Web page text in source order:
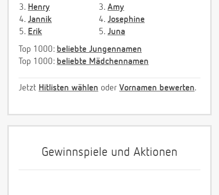
3. Henry
4. Jannik
5. Erik
3. Amy
4. Josephine
5. Juna
Top 1000: beliebte Jungennamen
Top 1000: beliebte Mädchennamen
Jetzt Hitlisten wählen oder Vornamen bewerten.
Gewinnspiele und Aktionen